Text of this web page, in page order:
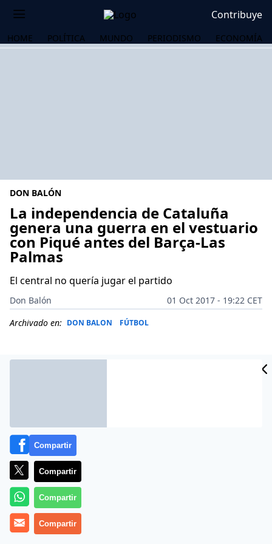
Contribuye
HOME POLÍTICA MUNDO PERIODISMO ECONOMÍA
DON BALÓN
La independencia de Cataluña
genera una guerra en el vestuario
con Piqué antes del Barça-Las
Palmas
El central no quería jugar el partido
Don Balón
01 Oct 2017 - 19:22 CET
Archivado en: DON BALON FÚTBOL
La excepcionalidad del partido del Barça contra Las
Palmas ha tenido como consecuencia una guerra
Compartir
Compartir
Compartir
Compartir